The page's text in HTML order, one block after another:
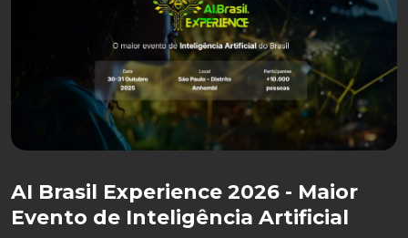
AI Brasil Experience 2026 - Maior
Evento de Inteligência Artificial